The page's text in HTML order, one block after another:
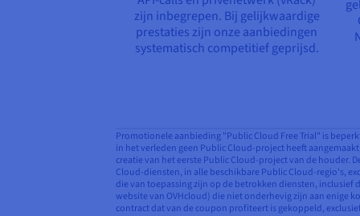
zijn inbegrepen. Bij gelijkwaardige
prestaties zijn onze aanbiedingen
systematisch competitief geprijsd.
Promotionele aanbieding "Public Cloud Free Trial" is
in het verleden geen Public Cloud-project heeft
creatie van het eerste Public Cloud-project van de houder.
Cloud-diensten, in alle beschikbare Public Cloud-regio's,
die van toepassing zijn op de betrokken diensten, inclusief
website van OVHcloud) die niet onderhevig zijn aan enige
contract dat van de coupon profiteert is gekoppeld,